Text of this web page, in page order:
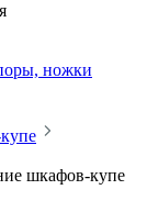
ножки
шкафов-купе